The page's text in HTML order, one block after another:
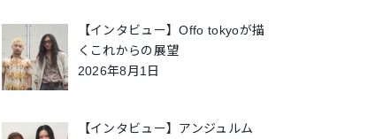
【インタビュー】Offo tokyoが描
くこれからの展望
2026年8月1日
【インタビュー】アンジュルム